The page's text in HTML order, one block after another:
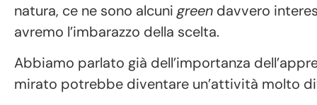
natura, ce ne sono alcuni green davvero
avremo l’imbarazzo della scelta.
Abbiamo parlato già dell’importanza
mirato potrebbe diventare un’attività molto